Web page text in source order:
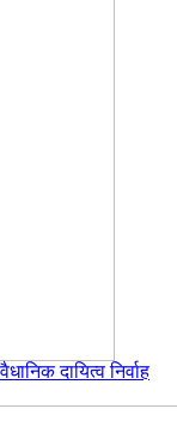
दायित्व निर्वाह